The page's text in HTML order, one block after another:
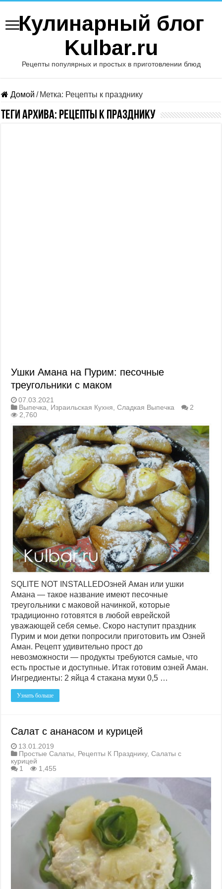
Кулинарный блог
Kulbar.ru
Рецепты популярных и простых в приготовлении блюд
Домой / Метка: Рецепты к празднику
Теги Архива: Рецепты к празднику
Ушки Амана на Пурим: песочные
треугольники с маком
07.03.2021
Выпечка, Израильская Кухня,Сладкая Выпечка
2
2,760
SQLITE NOT INSTALLEDОзней Аман или ушки
Амана — такое название имеют песочные
треугольники с маковой начинкой, которые
традиционно готовятся в любой еврейской
уважающей себя семье. Скоро наступит праздник
Пурим и мои детки попросили приготовить им Озней
Аман. Рецепт удивительно прост до
невозможности — продукты требуются самые, что
есть простые и доступные. Итак готовим озней Аман.
Ингредиенты: 2 яйца 4 стакана муки 0,5 …
Узнать больше
Салат с ананасом и курицей
13.01.2019
Простые Салаты
Рецепты К Празднику,Салаты с
курицей
1
1,455